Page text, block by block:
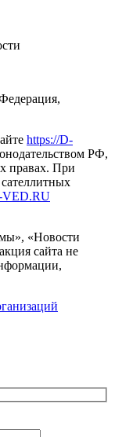
https://D-
РФ,
правах. При
VED.RU
«Новости
сайта не